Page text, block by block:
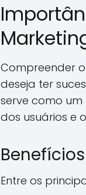
Compreender
deseja ter
serve como
dos usuários e
Entre os